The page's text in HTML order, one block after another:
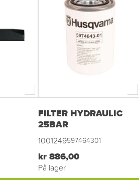
FILTER HYDRAULIC
25BAR
1001249597464301
kr 886,00
På lager